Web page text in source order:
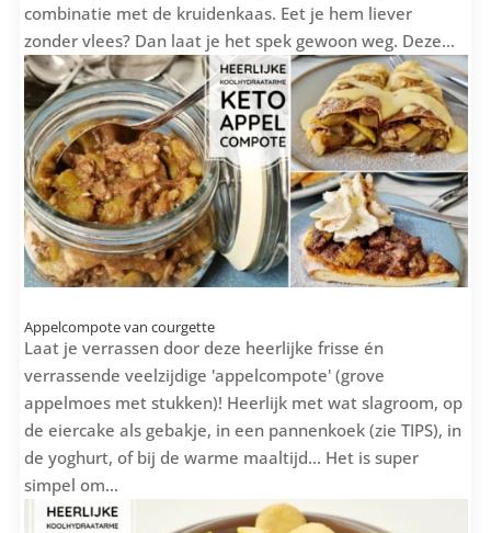
combinatie met de kruidenkaas. Eet je hem liever
zonder vlees? Dan laat je het spek gewoon weg. Deze...
Appelcompote van courgette
Laat je verrassen door deze heerlijke frisse én
verrassende veelzijdige 'appelcompote' (grove
appelmoes met stukken)! Heerlijk met wat slagroom, op
de eiercake als gebakje, in een pannenkoek (zie TIPS), in
de yoghurt, of bij de warme maaltijd... Het is super
simpel om...